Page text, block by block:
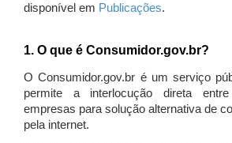
disponível em Publicações.
1. O que é Consumidor.gov.br?
O Consumidor.gov.br é um serviço
permite a interlocução direta
empresas para solução alternativa de
pela internet.